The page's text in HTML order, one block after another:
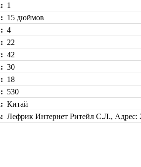
1
15 дюймов
4
22
42
30
18
530
Китай
Лефрик Интернет Ритейл С.Л., Адрес: